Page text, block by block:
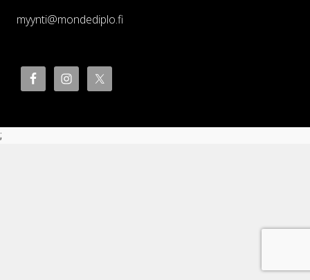
myynti@mondediplo.fi
;